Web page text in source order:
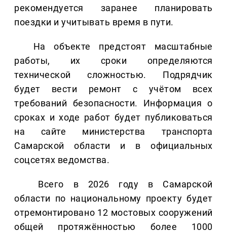
рекомендуется заранее планировать
поездки и учитывать время в пути.
На объекте предстоят масштабные
работы, их сроки определяются
технической сложностью. Подрядчик
будет вести ремонт с учётом всех
требований безопасности. Информация о
сроках и ходе работ будет публиковаться
на сайте министерства транспорта
Самарской области и в официальных
соцсетях ведомства.
Всего в 2026 году в Самарской
области по национальному проекту будет
отремонтировано 12 мостовых сооружений
общей протяжённостью более 1000